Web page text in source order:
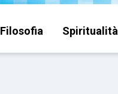
Filosofia Spiritualità